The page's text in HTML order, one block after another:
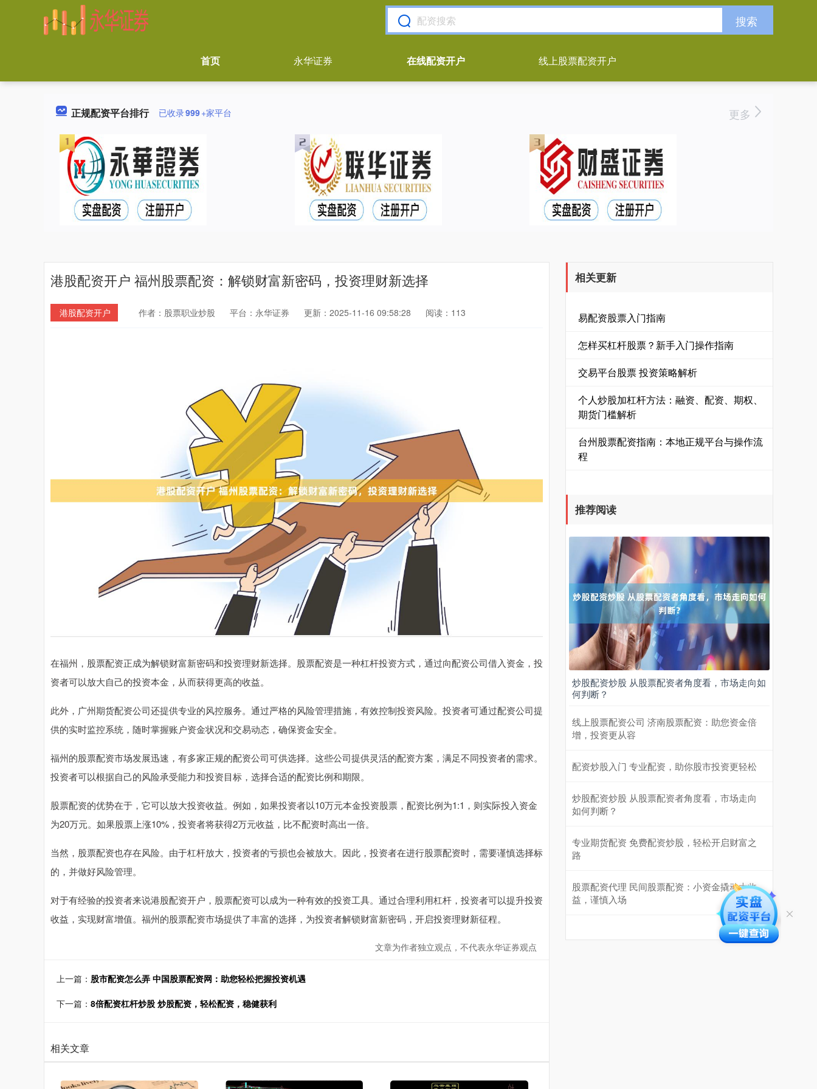
搜索
首页 永华证券 在线配资开户 线上股票配资开户
正规配资平台排行 已收录999+家平台 更多
港股配资开户 福州股票配资：解锁财富新密码，投资理财新选择
港股配资开户 作者：股票职业炒股 平台：永华证券 更新：2025-11-16 09:58:28 阅读：113
在福州，股票配资正成为解锁财富新密码和投资理财新选择。股票配资是一种杠杆投资方式，通过向配资公司借入资金，投
资者可以放大自己的投资本金，从而获得更高的收益。
此外，广州期货配资公司还提供专业的风控服务。通过严格的风险管理措施，有效控制投资风险。投资者可通过配资公司提
供的实时监控系统，随时掌握账户资金状况和交易动态，确保资金安全。
福州的股票配资市场发展迅速，有多家正规的配资公司可供选择。这些公司提供灵活的配资方案，满足不同投资者的需求。
投资者可以根据自己的风险承受能力和投资目标，选择合适的配资比例和期限。
股票配资的优势在于，它可以放大投资收益。例如，如果投资者以10万元本金投资股票，配资比例为1:1，则实际投入资金
为20万元。如果股票上涨10%，投资者将获得2万元收益，比不配资时高出一倍。
当然，股票配资也存在风险。由于杠杆放大，投资者的亏损也会被放大。因此，投资者在进行股票配资时，需要谨慎选择标
的，并做好风险管理。
对于有经验的投资者来说港股配资开户，股票配资可以成为一种有效的投资工具。通过合理利用杠杆，投资者可以提升投资
收益，实现财富增值。福州的股票配资市场提供了丰富的选择，为投资者解锁财富新密码，开启投资理财新征程。
文章为作者独立观点，不代表永华证券观点
上一篇： 股市配资怎么弄 中国股票配资网：助您轻松把握投资机遇
下一篇： 8倍配资杠杆炒股 炒股配资，轻松配资，稳健获利
相关文章
相关更新
易配资股票入门指南
怎样买杠杆股票？新手入门操作指南
交易平台股票 投资策略解析
个人炒股加杠杆方法：融资、配资、期权、
期货门槛解析
台州股票配资指南：本地正规平台与操作流
程
推荐阅读
炒股配资炒股 从股票配资者角度看，市场走向如
何判断？
线上股票配资公司 济南股票配资：助您资金倍
增，投资更从容
配资炒股入门 专业配资，助你股市投资更轻松
炒股配资炒股 从股票配资者角度看，市场走向
如何判断？
专业期货配资 免费配资炒股，轻松开启财富之
路
股票配资代理 民间股票配资：小资金撬动大收
益，谨慎入场